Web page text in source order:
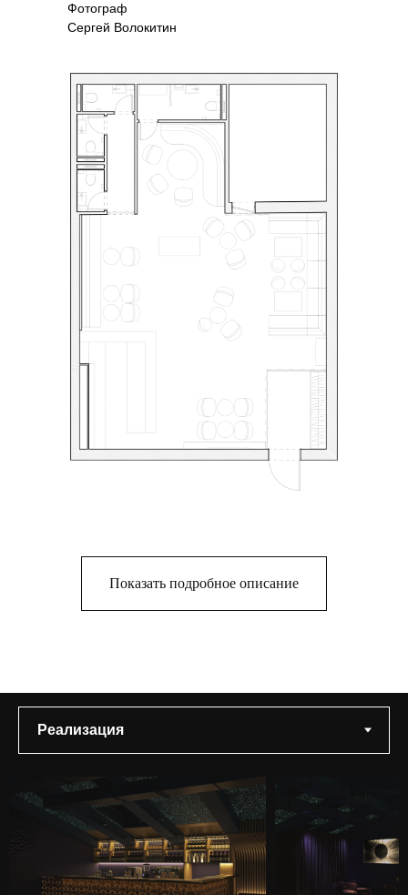
Фотограф
Сергей Волокитин
приглашениям. Заведение
располагается над помещением
True Cost, что является некой
фишкой: «открытое для всех»
пространство ресторана служит
проходом в закрытый бар рядом,
куда можно попасть, только если у
вас есть приглашение и вы знаете,
Подробное описание проекта
Показать подробное описание